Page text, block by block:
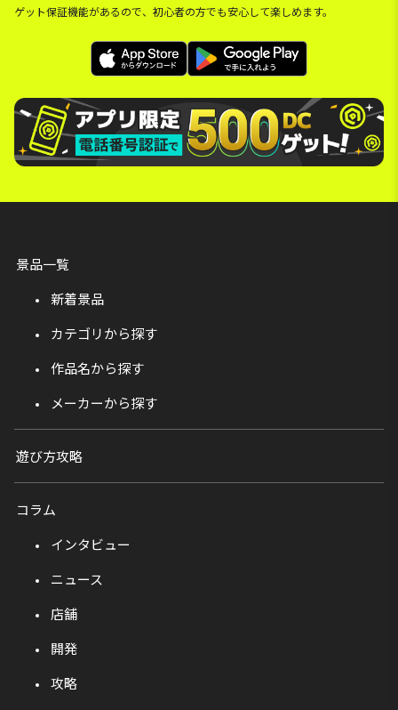
ゲット保証機能があるので、初心者の方でも安心して楽しめます。
景品一覧
新着景品
カテゴリから探す
作品名から探す
メーカーから探す
遊び方攻略
コラム
インタビュー
ニュース
店舗
開発
攻略